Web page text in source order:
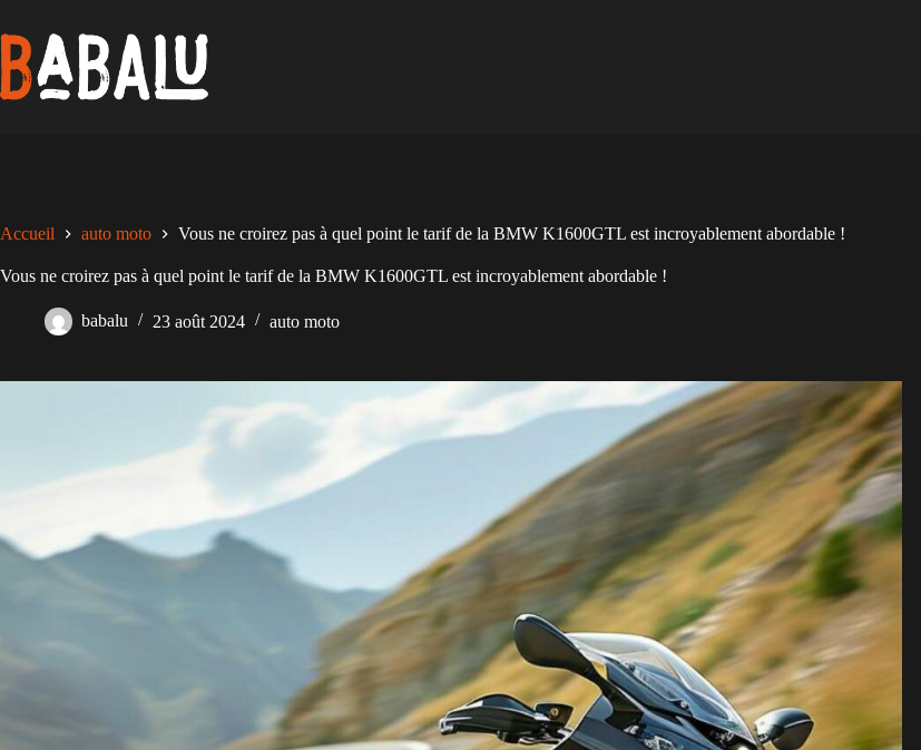
contenu
Accueil auto moto Vous ne croirez pas à quel point le tarif de la BMW K1600GTL est incroyablement abordable !
Vous ne croirez pas à quel point le tarif de la BMW K1600GTL est incroyablement abordable !
babalu 23 août 2024 auto moto